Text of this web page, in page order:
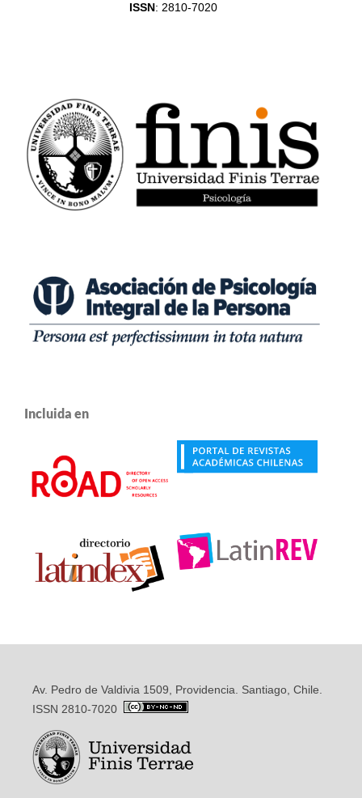
ISSN: 2810-7020
Incluida en
Av. Pedro de Valdivia 1509, Providencia. Santiago, Chile.
ISSN 2810-7020